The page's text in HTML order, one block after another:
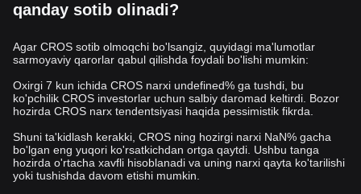
qanday sotib olinadi?
Agar CROS sotib olmoqchi bo'lsangiz, quyidagi ma'lumotlar
sarmoyaviy qarorlar qabul qilishda foydali bo'lishi mumkin:
Oxirgi 7 kun ichida CROS narxi undefined% ga tushdi, bu
ko'pchilik CROS investorlar uchun salbiy daromad keltirdi. Bozor
hozirda CROS narx tendentsiyasi haqida pessimistik fikrda.
Shuni ta'kidlash kerakki, CROS ning hozirgi narxi NaN% gacha
bo'lgan eng yuqori ko'rsatkichdan ortga qaytdi. Ushbu tanga
hozirda o'rtacha xavfli hisoblanadi va uning narxi qayta ko'tarilishi
yoki tushishda davom etishi mumkin.